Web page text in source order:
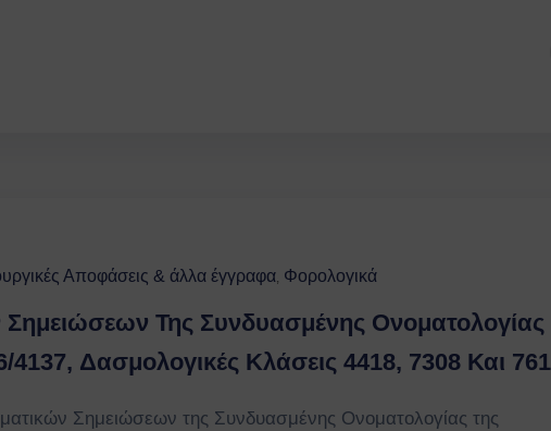
Αποφάσεις & άλλα έγγραφα‚ Φορολογικά
Της Συνδυασμένης Ονοματολογίας
Δασμολογικές Κλάσεις 4418, 7308 Και
Σημειώσεων της Συνδυασμένης Ονοματολογίας της